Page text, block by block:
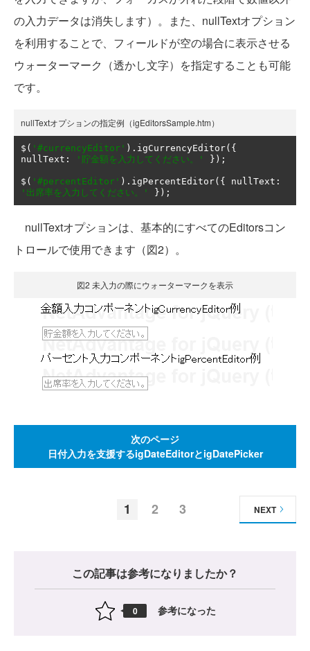
の入力データは消失します）。また、nullTextオプション
を利用することで、フィールドが空の場合に表示させる
ウォーターマーク（透かし文字）を指定することも可能
です。
nullTextオプションの指定例（igEditorsSample.htm）
$ ( '#currencyEditor' ). igCurrencyEditor({
nullText : '貯金額を入力してください。' });
$ ( '#percentEditor' ). igPercentEditor({ nullText :
'出席率を入力してください。'
});
nullTextオプションは、基本的にすべてのEditorsコン
トロールで使用できます（図2）。
図2 未入力の際にウォーターマークを表示
次のページ
日付入力を支援するigDateEditorとigDatePicker
1 2 3 NEXT
この記事は参考になりましたか？
0 参考になった